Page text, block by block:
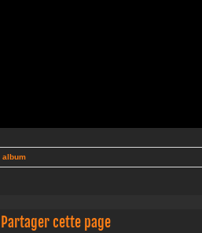
album
Partager cette page